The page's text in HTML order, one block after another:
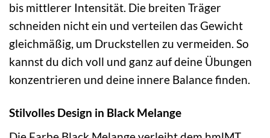
bis mittlerer Intensität. Die breiten Träger
schneiden nicht ein und verteilen das Gewicht
gleichmäßig, um Druckstellen zu vermeiden. So
kannst du dich voll und ganz auf deine Übungen
konzentrieren und deine innere Balance finden.
Stilvolles Design in Black Melange